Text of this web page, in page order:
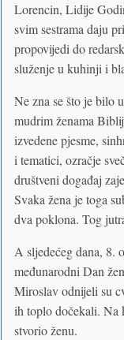
Lorencin, Lidije
svim sestrama daju
propovijedi do
služenje u kuhinji i
Ne zna se što je bilo
mudrim ženama
izvedene pjesme,
i tematici, ozračje
društveni događaj
Svaka žena je toga
dva poklona. Tog
A sljedećeg dana, 8.
međunarodni Dan
Miroslav odnijeli su
ih toplo dočekali. Na
stvorio ženu.